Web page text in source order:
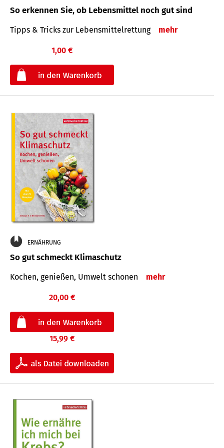
So erkennen Sie, ob Lebensmittel noch gut sind
Tipps & Tricks zur Lebensmittelrettung mehr
1,00 €
ERNÄHRUNG
So gut schmeckt Klimaschutz
Kochen, genießen, Umwelt schonen mehr
20,00 €
15,99 €